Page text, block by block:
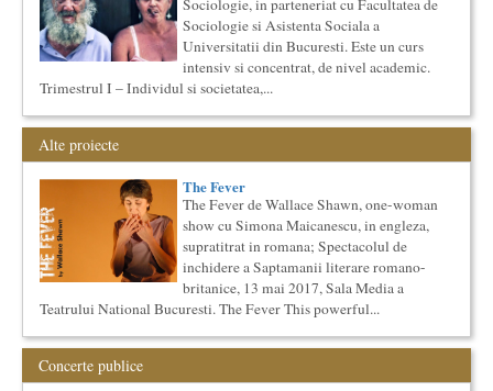
romaneasca ...
Cursul de Lingvistica (anul II)
Societatea Muzicala organizeaza un curs de cultura generala
lingvistica. Este un curs intensiv si concentrat, de nivel
academ...
Locurile Culturii
Catalogul spatiilor in care se pot desfasura evenimente
culturale
Proiect lansat de catre Societatea Muzicala, conceput initial
pentru catalogarea spatiilor (interioare) din Bucuresti in care...
Masterclass vocal cu Lucas Meachem
Lucas Meachem, marele bariton american, care va sustine
concertul de la Atheneul Roman al Societatii Muzicale din 23
aprilie,...
Ziua Internationala a Subtitrarii
Ziua Internationala a Subtitrarii - Editia I Universitatea din
Bucuresti, Sala James Joyce [sala MTTLC] Str. Pitar Mos nr. ...
Sociologie, in parteneriat cu Facultatea de
Sociologie si Asistenta Sociala a
Universitatii din Bucuresti. Este un curs
intensiv si concentrat, de nivel academic.
Trimestrul I – Individul si societatea,...
Alte proiecte
The Fever
The Fever de Wallace Shawn, one-woman
show cu Simona Maicanescu, in engleza,
supratitrat in romana; Spectacolul de
inchidere a Saptamanii literare romano-
britanice, 13 mai 2017, Sala Media a
Teatrului National Bucuresti. The Fever This powerful...
Concerte publice